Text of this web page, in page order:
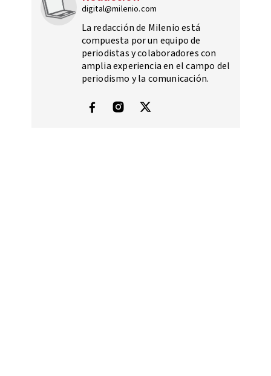
digital@milenio.com
La redacción de Milenio está
compuesta por un equipo de
periodistas y colaboradores con
amplia experiencia en el campo del
periodismo y la comunicación.